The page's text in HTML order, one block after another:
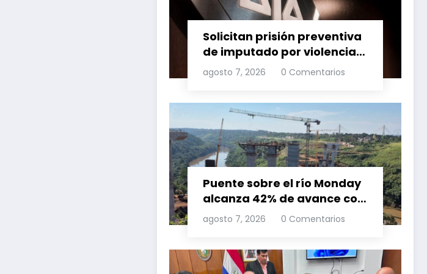
Solicitan prisión preventiva
de imputado por violencia
familia
agosto 7, 2026 0 Comentarios
Puente sobre el río Monday
alcanza 42% de avance con
trabajos continuos
agosto 7, 2026 0 Comentarios